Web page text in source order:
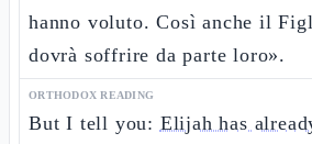
hanno voluto. Così anche il
dovrà soffrire da parte loro».
ORTHODOX READING
But I tell you: Elijah has